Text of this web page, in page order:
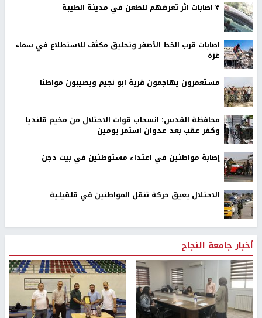
٣ اصابات اثر تعرضهم للطعن في مدينة الطيبة
اصابات قرب الخط الأصفر وتحليق مكثف للاستطلاع في سماء
غزة
مستعمرون يهاجمون قرية ابو نجيم ويصيبون مواطنا
محافظة القدس: انسحاب قوات الاحتلال من مخيم قلنديا
وكفر عقب بعد عدوان استمر يومين
إصابة مواطنين في اعتداء مستوطنين في بيت دجن
الاحتلال يعيق حركة تنقل المواطنين في قلقيلية
أخبار جامعة النجاح